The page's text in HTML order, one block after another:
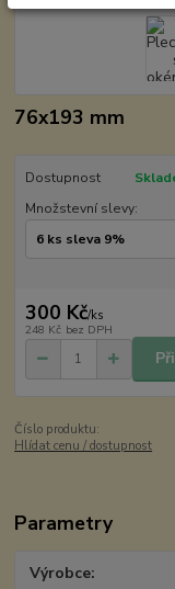
76x193 mm
Dostupnost
Množstevní slevy:
300 Kč/ks
248 Kč bez DPH
Číslo produktu:
Hlídat cenu / dostupnost
Parametry
Výrobce